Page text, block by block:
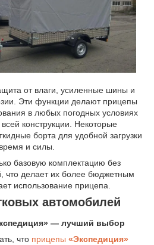
от влаги, усиленные шины и
Эти функции делают прицепы
в любых погодных условиях
конструкции. Некоторые
борта для удобной загрузки
и силы.
базовую комплектацию без
что делает их более бюджетным
использование прицепа.
автомобилей
— лучший выбор
что прицепы «Экспедиция»